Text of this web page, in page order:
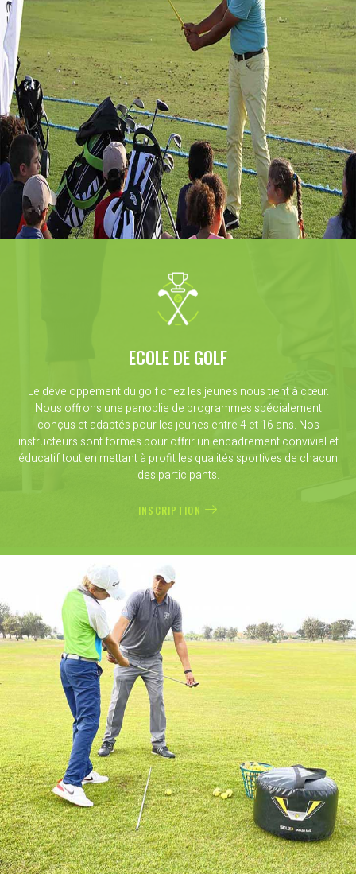
ECOLE DE GOLF
Le développement du golf chez les jeunes nous tient à cœur.
Nous offrons une panoplie de programmes spécialement
conçus et adaptés pour les jeunes entre 4 et 16 ans. Nos
instructeurs sont formés pour offrir un encadrement convivial et
éducatif tout en mettant à profit les qualités sportives de chacun
des participants.
INSCRIPTION